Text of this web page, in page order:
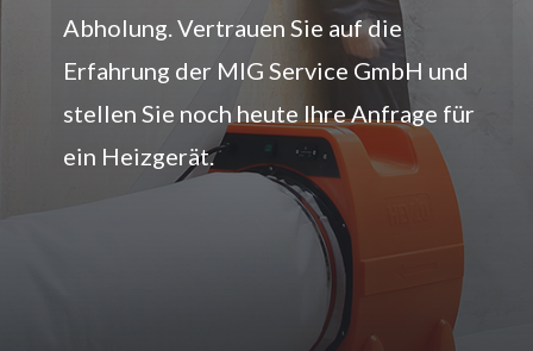
Abholung. Vertrauen Sie auf die
Erfahrung der MIG Service GmbH und
stellen Sie noch heute Ihre Anfrage für
ein Heizgerät.